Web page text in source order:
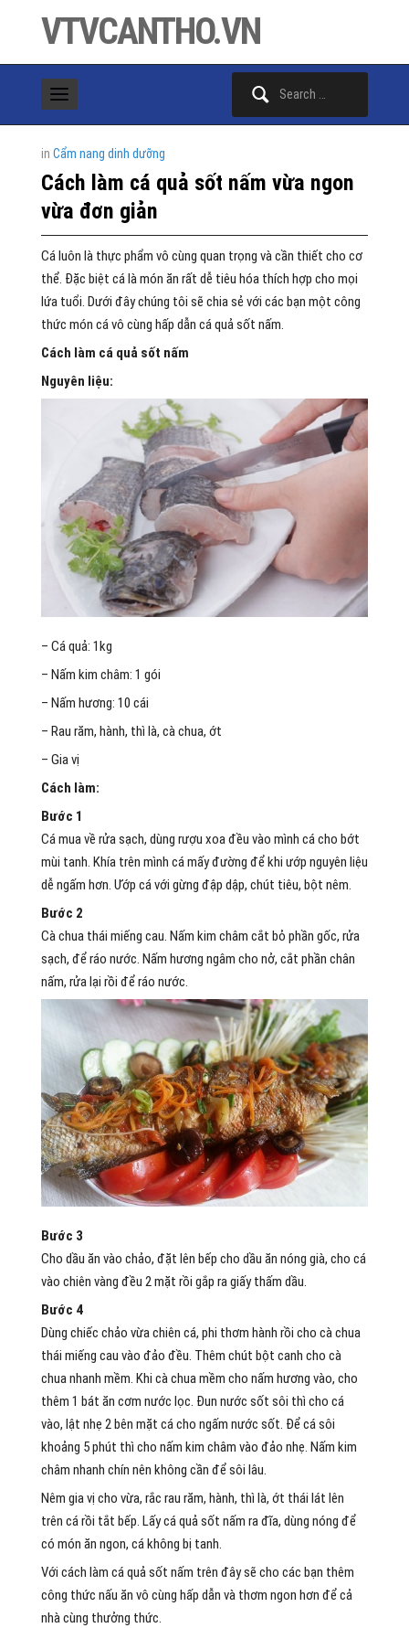
VTVCANTHO.VN
in Cẩm nang dinh dưỡng
Cách làm cá quả sốt nấm vừa ngon
vừa đơn giản
Cá luôn là thực phẩm vô cùng quan trọng và cần thiết cho cơ
thể. Đặc biệt cá là món ăn rất dễ tiêu hóa thích hợp cho mọi
lứa tuổi. Dưới đây chúng tôi sẽ chia sẻ với các bạn một công
thức món cá vô cùng hấp dẫn cá quả sốt nấm.
Cách làm cá quả sốt nấm
Nguyên liệu:
– Cá quả: 1kg
– Nấm kim châm: 1 gói
– Nấm hương: 10 cái
– Rau răm, hành, thì là, cà chua, ớt
– Gia vị
Cách làm:
Bước 1
Cá mua về rửa sạch, dùng rượu xoa đều vào mình cá cho bớt
mùi tanh. Khía trên mình cá mấy đường để khi ướp nguyên liệu
dễ ngấm hơn. Ướp cá với gừng đập dập, chút tiêu, bột nêm.
Bước 2
Cà chua thái miếng cau. Nấm kim châm cắt bỏ phần gốc, rửa
sạch, để ráo nước. Nấm hương ngâm cho nở, cắt phần chân
nấm, rửa lại rồi để ráo nước.
Bước 3
Cho dầu ăn vào chảo, đặt lên bếp cho dầu ăn nóng già, cho cá
vào chiên vàng đều 2 mặt rồi gắp ra giấy thấm dầu.
Bước 4
Dùng chiếc chảo vừa chiên cá, phi thơm hành rồi cho cà chua
thái miếng cau vào đảo đều. Thêm chút bột canh cho cà
chua nhanh mềm. Khi cà chua mềm cho nấm hương vào, cho
thêm 1 bát ăn cơm nước lọc. Đun nước sốt sôi thì cho cá
vào, lật nhẹ 2 bên mặt cá cho ngấm nước sốt. Để cá sôi
khoảng 5 phút thì cho nấm kim châm vào đảo nhẹ. Nấm kim
châm nhanh chín nên không cần để sôi lâu.
Nêm gia vị cho vừa, rắc rau răm, hành, thì là, ớt thái lát lên
trên cá rồi tắt bếp. Lấy cá quả sốt nấm ra đĩa, dùng nóng để
có món ăn ngon, cá không bị tanh.
Với cách làm cá quả sốt nấm trên đây sẽ cho các bạn thêm
công thức nấu ăn vô cùng hấp dẫn và thơm ngon hơn để cả
nhà cùng thưởng thức.